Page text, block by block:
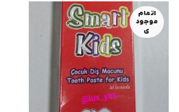
اتمام
موجود
ی